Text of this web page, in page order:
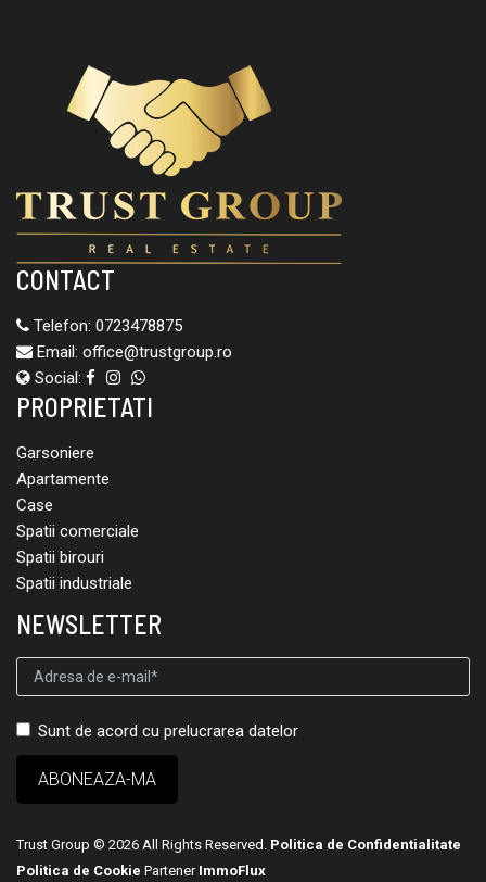
CONTACT
Telefon: 0723478875
Email: office@trustgroup.ro
Social:
PROPRIETATI
Garsoniere
Apartamente
Case
Spatii comerciale
Spatii birouri
Spatii industriale
NEWSLETTER
Sunt de acord cu prelucrarea datelor
Trust Group © 2026 All Rights Reserved. Politica de Confidentialitate
Politica de Cookie Partener ImmoFlux